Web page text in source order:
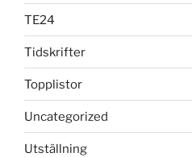
TE24
Tidskrifter
Topplistor
Uncategorized
Utställning